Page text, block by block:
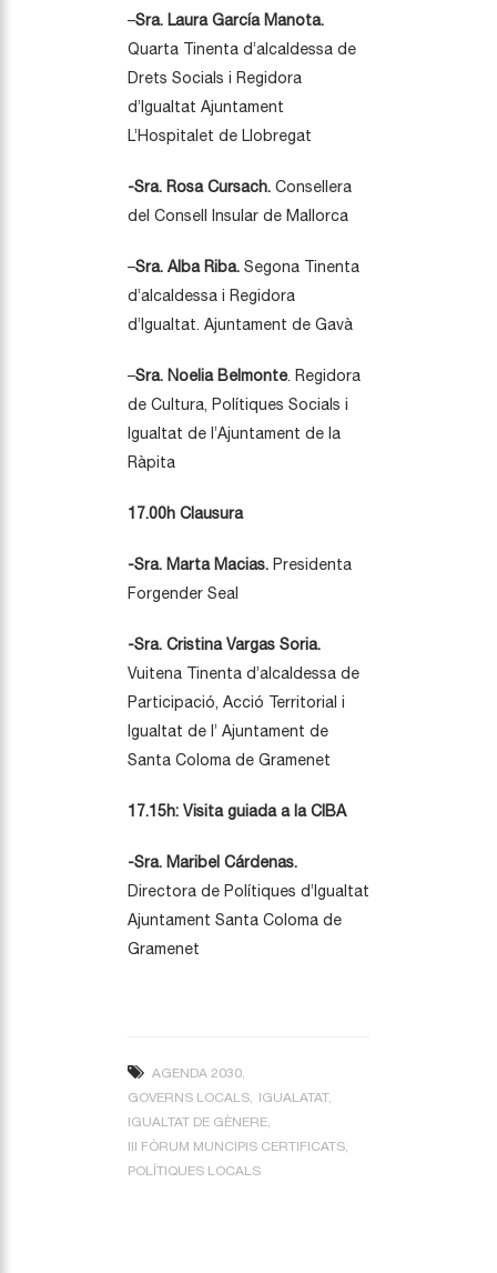
–Sra. Laura García Manota.
Quarta Tinenta d’alcaldessa de
Drets Socials i Regidora
d’Igualtat Ajuntament
L’Hospitalet de Llobregat
-Sra. Rosa Cursach. Consellera
del Consell Insular de Mallorca
–Sra. Alba Riba. Segona Tinenta
d’alcaldessa i Regidora
d’Igualtat. Ajuntament de Gavà
–Sra. Noelia Belmonte. Regidora
de Cultura, Polítiques Socials i
Igualtat de l’Ajuntament de la
Ràpita
17.00h Clausura
-Sra. Marta Macias. Presidenta
Forgender Seal
-Sra. Cristina Vargas Soria.
Vuitena Tinenta d’alcaldessa de
Participació, Acció Territorial i
Igualtat de l’ Ajuntament de
Santa Coloma de Gramenet
17.15h: Visita guiada a la CIBA
-Sra. Maribel Cárdenas.
Directora de Polítiques d’Igualtat
Ajuntament Santa Coloma de
Gramenet
AGENDA 2030
GOVERNS LOCALS
IGUALATAT
IGUALTAT DE GÈNERE
III FÒRUM MUNCIPIS CERTIFICATS
POLÍTIQUES LOCALS